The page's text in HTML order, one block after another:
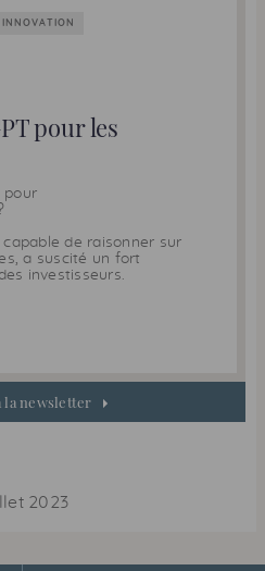
INNOVATION
pour les
pour
de raisonner sur
a suscité un fort
investisseurs.
la newsletter
2023